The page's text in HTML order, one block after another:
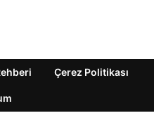
Çerez Politikası